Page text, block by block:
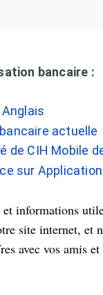
bancaire :
actuelle
CIH Mobile
sur Application
et informations
site internet, et
avec vos amis